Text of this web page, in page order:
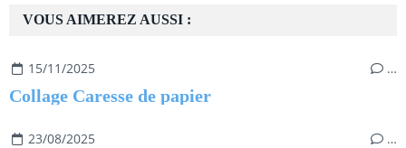
VOUS AIMEREZ AUSSI :
15/11/2025 …
Collage Caresse de papier
23/08/2025 …